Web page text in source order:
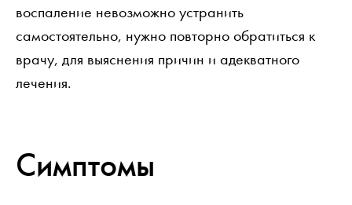
воспаление невозможно устранить
самостоятельно, нужно повторно обратиться к
врачу, для выяснения причин и адекватного
лечения.
Симптомы